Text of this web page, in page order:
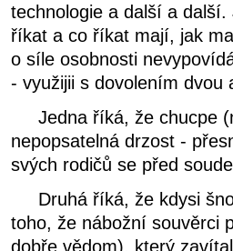
technologie a další a
říkat a co říkat mají, jak
o síle osobnosti
- využijii s dovolením dvou
Jedna říká, že chucpe
nepopsatelná drzost -
svých rodičů se před
Druhá říká, že kdysi
toho, že nábožní souvěrci
dobře vědom), který